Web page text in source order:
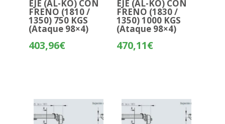
EJE (AL-KO) CON
FRENO (1810 /
1350) 750 KGS
(Ataque 98×4)
403,96€
EJE (AL-KO) CON
FRENO (1830 /
1350) 1000 KGS
(Ataque 98×4)
470,11€